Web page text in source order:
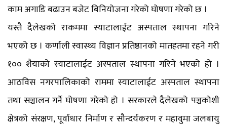
काम अगाडि बढाउन बजेट बिनियोजना गरेको घोषणा गरेको छ ।
यस्तै दैलेखको राकममा स्याटालाईट अस्पताल स्थापना गरिने
भएको छ । कर्णाली स्वास्थ्य विज्ञान प्रतिष्ठानको मातहतमा रहने गरी
१०० शैयाको स्याटालाईट अस्पताल स्थापना गरिने भएको हो ।
आठविस नगरपालिकाको राममा स्याटालाईट अस्पताल स्थापना
तथा सञ्चालन गर्ने घोषणा गरेको हो । सरकारले दैलेखको पञ्चकोशी
क्षेत्रको संरक्षण, पूर्वाधार निर्माण र सौन्दर्यकरण र महावुमा जलबायु